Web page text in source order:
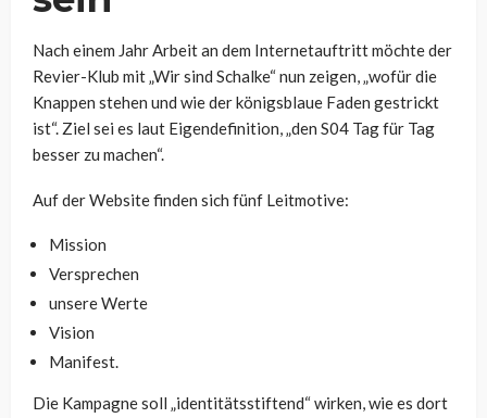
Nach einem Jahr Arbeit an dem Internetauftritt möchte der
Revier-Klub mit „Wir sind Schalke“ nun zeigen, „wofür die
Knappen stehen und wie der königsblaue Faden gestrickt
ist“. Ziel sei es laut Eigendefinition, „den S04 Tag für Tag
besser zu machen“.
Auf der Website finden sich fünf Leitmotive:
Mission
Versprechen
unsere Werte
Vision
Manifest.
Die Kampagne soll „identitätsstiftend“ wirken, wie es dort